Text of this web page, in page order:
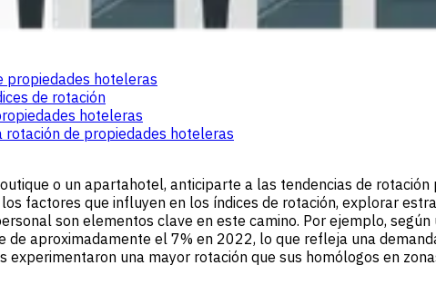
propiedades hoteleras
de rotación
hoteleras
de propiedades hoteleras
o un apartahotel, anticiparte a las tendencias de
los factores que influyen en los índices de rotación, explorar
son elementos clave en este camino. Por ejemplo, según
de aproximadamente el 7% en 2022, lo que refleja una
experimentaron una mayor rotación que sus homólogos en